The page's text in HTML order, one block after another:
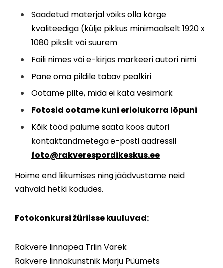
Saadetud materjal võiks olla kõrge
kvaliteediga (külje pikkus minimaalselt 1920 x
1080 pikslit või suurem
Faili nimes või e-kirjas markeeri autori nimi
Pane oma pildile tabav pealkiri
Ootame pilte, mida ei kata vesimärk
Fotosid ootame kuni eriolukorra lõpuni
Kõik tööd palume saata koos autori
kontaktandmetega e-posti aadressil
foto@rakverespordikeskus.ee
Hoime end liikumises ning jäädvustame neid
vahvaid hetki kodudes.
Fotokonkursi žüriisse kuuluvad:
Rakvere linnapea Triin Varek
Rakvere linnakunstnik Marju Püümets